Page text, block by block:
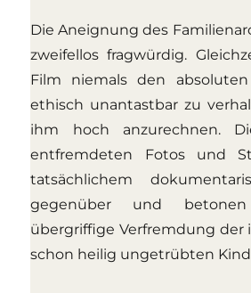
Die Aneignung des
zweifellos fragwürdig.
Film niemals den
ethisch unantastbar zu
ihm hoch anzurechnen.
entfremdeten Fotos und
tatsächlichem
gegenüber und
übergriffige Verfremdung der
schon heilig ungetrübten